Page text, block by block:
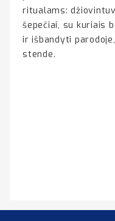
ritualams:
šepečiai, su kuriais
ir išbandyti
stende.